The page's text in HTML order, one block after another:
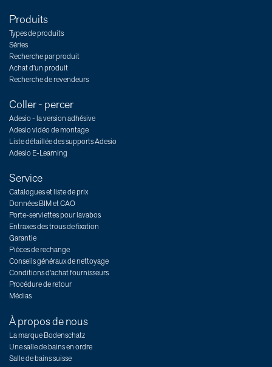
Produits
Types de produits
Séries
Recherche par produit
Achat d’un produit
Recherche de revendeurs
Coller - percer
Adesio - la version adhésive
Adesio vidéo de montage
Liste détaillée des supports Adesio
Adesio E-Learning
Service
Catalogues et liste de prix
Données BIM et CAO
Porte-serviettes pour lavabos
Entraxes des trous de fixation
Garantie
Pièces de rechange
Conseils généraux de nettoyage
Conditions d'achat fournisseurs
Procédure de retour
Médias
À propos de nous
La marque Bodenschatz
Une salle de bains en ordre
Salle de bains suisse